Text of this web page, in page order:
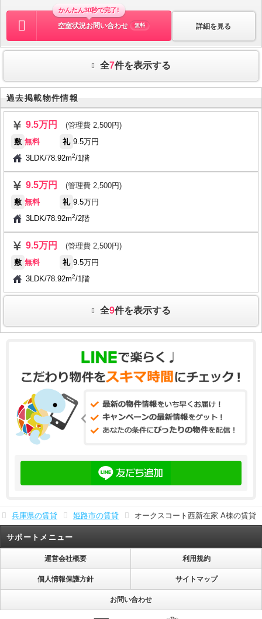
詳細を見る
かんたん30秒で完了!
空室状況お問い合わせ 無料
全7件を表示する
過去掲載物件情報
9.5万円
(管理費 2,500円)
敷 無料 礼 9.5万円
3LDK/78.92m2/1階
9.5万円
(管理費 2,500円)
敷 無料 礼 9.5万円
3LDK/78.92m2/2階
9.5万円
(管理費 2,500円)
敷 無料 礼 9.5万円
3LDK/78.92m2/1階
全9件を表示する
兵庫県の賃貸 姫路市の賃貸 オークスコート西新在家 A棟の賃貸
サポートメニュー
運営会社概要 利用規約
個人情報保護方針 サイトマップ
お問い合わせ